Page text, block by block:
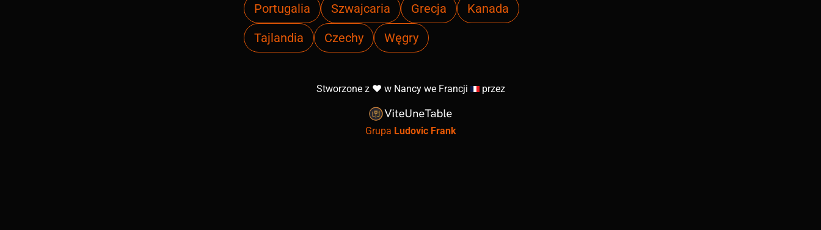
Portugalia
Szwajcaria Grecja
Kanada
Tajlandia
Czechy Węgry
Stworzone z ❤️ w Nancy we Francji przez
Grupa Ludovic Frank